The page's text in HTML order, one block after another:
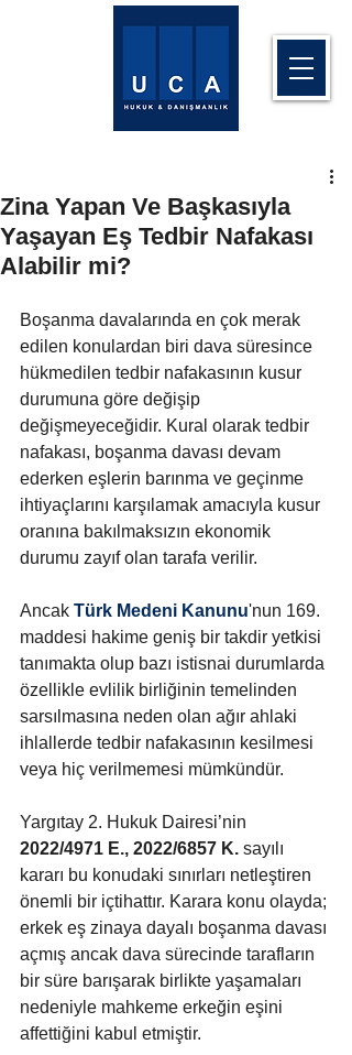
Zina Yapan Ve Başkasıyla
Yaşayan Eş Tedbir Nafakası
Alabilir mi?
Boşanma davalarında en çok merak
edilen konulardan biri dava süresince
hükmedilen tedbir nafakasının kusur
durumuna göre değişip
değişmeyeceğidir. Kural olarak tedbir
nafakası, boşanma davası devam
ederken eşlerin barınma ve geçinme
ihtiyaçlarını karşılamak amacıyla kusur
oranına bakılmaksızın ekonomik
durumu zayıf olan tarafa verilir.
Ancak Türk Medeni Kanunu'nun 169.
maddesi hakime geniş bir takdir yetkisi
tanımakta olup bazı istisnai durumlarda
özellikle evlilik birliğinin temelinden
sarsılmasına neden olan ağır ahlaki
ihlallerde tedbir nafakasının kesilmesi
veya hiç verilmemesi mümkündür.
Yargıtay 2. Hukuk Dairesi’nin
2022/4971 E., 2022/6857 K. sayılı
kararı bu konudaki sınırları netleştiren
önemli bir içtihattır. Karara konu olayda;
erkek eş zinaya dayalı boşanma davası
açmış ancak dava sürecinde tarafların
bir süre barışarak birlikte yaşamaları
nedeniyle mahkeme erkeğin eşini
affettiğini kabul etmiştir.